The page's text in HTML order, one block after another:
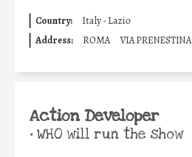
Country:
Italy - Lazio
Address:
ROMA VIA PRENESTINA
Action Developer
•WHO will run the show